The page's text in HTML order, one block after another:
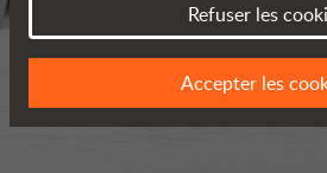
Refuser les
Accepter les